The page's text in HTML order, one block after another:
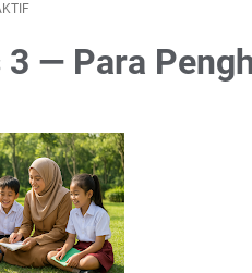
— Para